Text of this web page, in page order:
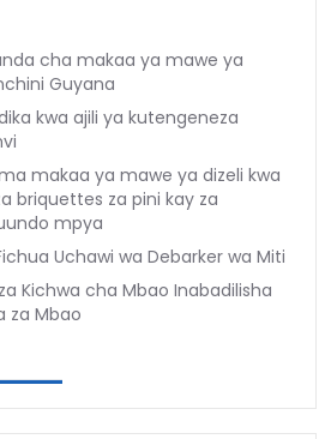
cha makaa ya mawe ya
Guyana
kwa ajili ya kutengeneza
makaa ya mawe ya dizeli kwa
briquettes za pini kay za
mpya
Uchawi wa Debarker wa Miti
Kichwa cha Mbao Inabadilisha
za Mbao